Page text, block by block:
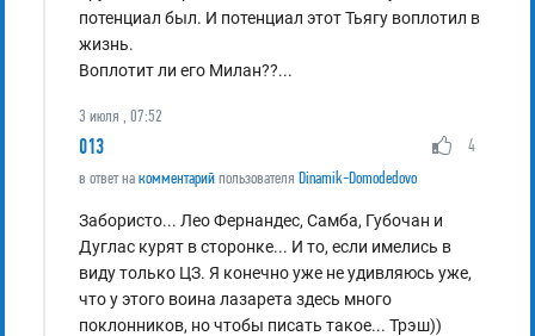
потенциал был. И потенциал этот Тьягу воплотил в
жизнь.
Воплотит ли его Милан??...
3 июля , 07:52
013 4
в ответ накомментарий пользователя Dinamik-Domodedovo
Забористо... Лео Фернандес, Самба, Губочан и
Дуглас курят в сторонке... И то, если имелись в
виду только ЦЗ. Я конечно уже не удивляюсь уже,
что у этого воина лазарета здесь много
поклонников, но чтобы писать такое... Трэш))